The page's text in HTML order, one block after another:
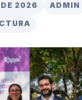
DE 2026
ADMIN